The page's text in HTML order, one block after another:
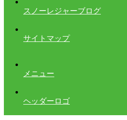
スノーレジャーブログ
サイトマップ
メニュー
ヘッダーロゴ